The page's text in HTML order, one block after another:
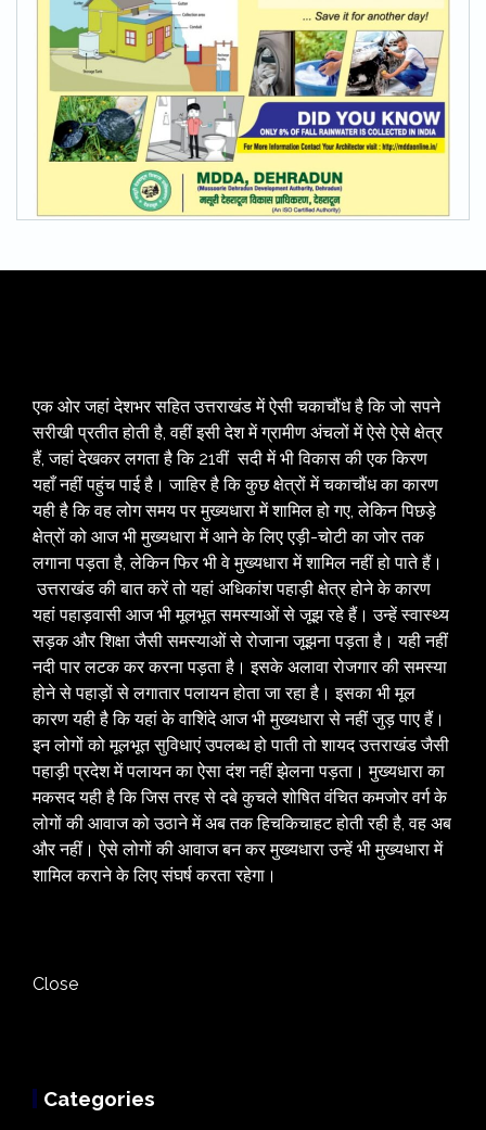
एक ओर जहां देशभर सहित उत्तराखंड में ऐसी चकाचौंध है कि जो सपने
सरीखी प्रतीत होती है, वहीं इसी देश में ग्रामीण अंचलों में ऐसे ऐसे क्षेत्र
हैं, जहां देखकर लगता है कि 21वीं सदी में भी विकास की एक किरण
यहाँ नहीं पहुंच पाई है। जाहिर है कि कुछ क्षेत्रों में चकाचौंध का कारण
यही है कि वह लोग समय पर मुख्यधारा में शामिल हो गए, लेकिन पिछड़े
क्षेत्रों को आज भी मुख्यधारा में आने के लिए एड़ी-चोटी का जोर तक
लगाना पड़ता है, लेकिन फिर भी वे मुख्यधारा में शामिल नहीं हो पाते हैं।
उत्तराखंड की बात करें तो यहां अधिकांश पहाड़ी क्षेत्र होने के कारण
यहां पहाड़वासी आज भी मूलभूत समस्याओं से जूझ रहे हैं। उन्हें स्वास्थ्य
सड़क और शिक्षा जैसी समस्याओं से रोजाना जूझना पड़ता है। यही नहीं
नदी पार लटक कर करना पड़ता है। इसके अलावा रोजगार की समस्या
होने से पहाड़ों से लगातार पलायन होता जा रहा है। इसका भी मूल
कारण यही है कि यहां के वाशिंदे आज भी मुख्यधारा से नहीं जुड़ पाए हैं।
इन लोगों को मूलभूत सुविधाएं उपलब्ध हो पाती तो शायद उत्तराखंड जैसी
पहाड़ी प्रदेश में पलायन का ऐसा दंश नहीं झेलना पड़ता। मुख्यधारा का
मकसद यही है कि जिस तरह से दबे कुचले शोषित वंचित कमजोर वर्ग के
लोगों की आवाज को उठाने में अब तक हिचकिचाहट होती रही है, वह अब
और नहीं। ऐसे लोगों की आवाज बन कर मुख्यधारा उन्हें भी मुख्यधारा में
शामिल कराने के लिए संघर्ष करता रहेगा।
Close
Categories